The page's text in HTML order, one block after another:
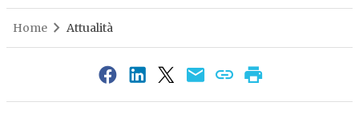
Home Attualità